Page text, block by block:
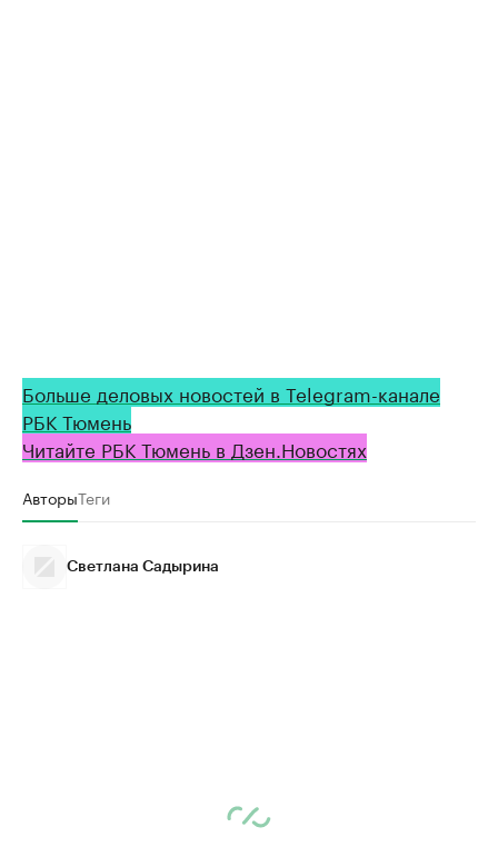
Больше деловых новостей в Telegram-канале
РБК Тюмень
Читайте РБК Тюмень в Дзен.Новостях
АвторыТеги
Светлана Садырина